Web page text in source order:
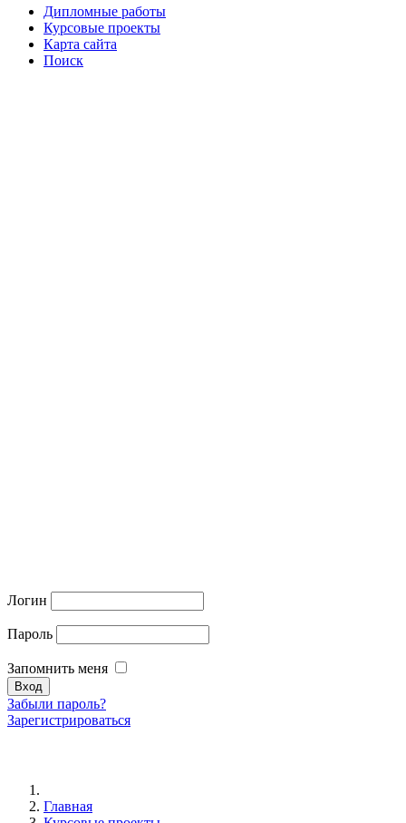
Дипломные работы
Курсовые проекты
Карта сайта
Поиск
Логин
Пароль
Запомнить меня
Забыли пароль?
Зарегистрироваться
Главная